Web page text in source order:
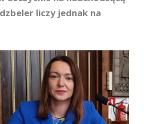
liczy jednak na